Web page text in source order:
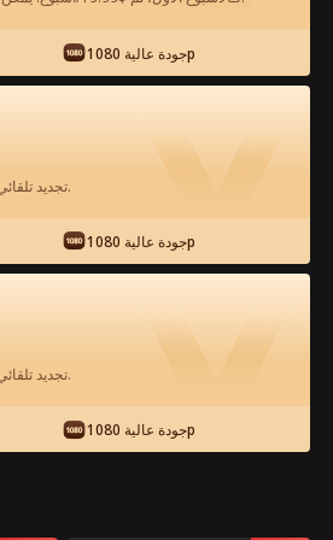
شاهد مجانًا في
الحلقة 63 - وإلى الآن
جودة عالية 1080p
تجديد تلقائي. يمكنك الإلغاء في أي وقت.
جودة عالية 1080p
تجديد تلقائي. يمكنك الإلغاء في أي وقت.
جودة عالية 1080p